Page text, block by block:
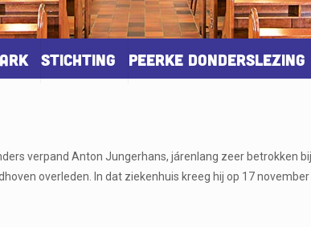
Stichting Peerke Donderslezing
verpand Anton Jungerhans, járenlang zeer betrokken
overleden. In dat ziekenhuis kreeg hij op 17 november